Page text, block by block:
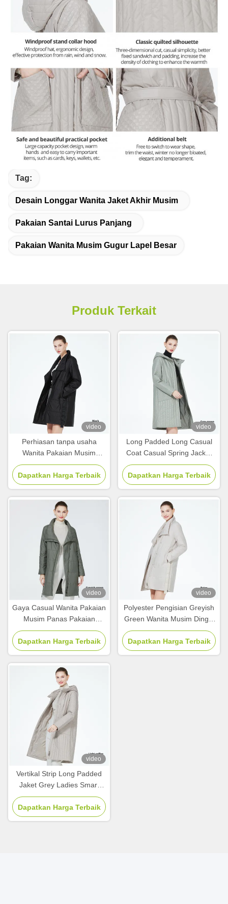
Tag:
Desain Longgar Wanita Jaket Akhir Musim
Pakaian Santai Lurus Panjang
Pakaian Wanita Musim Gugur Lapel Besar
Produk Terkait
video
Perhiasan tanpa usaha
Wanita Pakaian Musim
Panas Wanita Pakaian
Rasional Tanpa Hooded
ODM
Dapatkan Harga Terbaik
video
Long Padded Long Casual
Coat Casual Spring Jacket
Wanita Di Bawah Panjang
Lutut
Dapatkan Harga Terbaik
video
Gaya Casual Wanita Pakaian
Musim Panas Pakaian
Harian Jaket Casual Putih
Untuk Wanita
Dapatkan Harga Terbaik
video
Polyester Pengisian Greyish
Green Wanita Musim Dingin
Outerwear Casual Spring
Jaket Untuk Pakai
Dapatkan Harga Terbaik
video
Vertikal Strip Long Padded
Jaket Grey Ladies Smart
Casual Jaket Sabuk Desing
Pinggang Versi
Dapatkan Harga Terbaik